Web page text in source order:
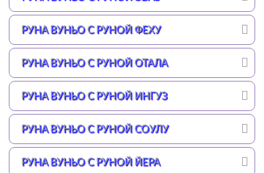
РУНА ВУНЬО С РУНОЙ ФЕХУ
РУНА ВУНЬО С РУНОЙ ОТАЛА
РУНА ВУНЬО С РУНОЙ ИНГУЗ
РУНА ВУНЬО С РУНОЙ СОУЛУ
РУНА ВУНЬО С РУНОЙ ЙЕРА